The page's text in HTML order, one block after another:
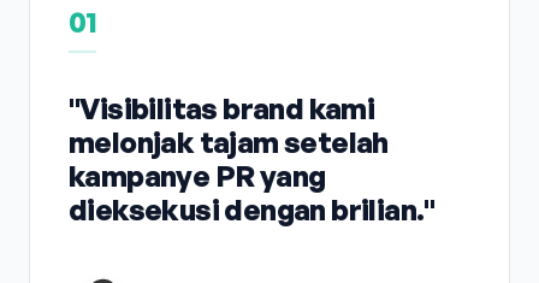
01
"Visibilitas brand kami
melonjak tajam setelah
kampanye PR yang
dieksekusi dengan brilian."